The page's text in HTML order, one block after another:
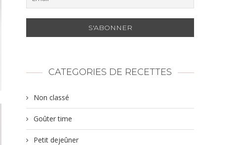
CATEGORIES DE RECETTES
Non classé
Goûter time
Petit dejeûner